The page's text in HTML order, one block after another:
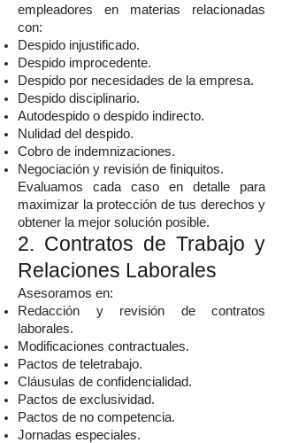
empleadores en materias relacionadas
con:
Despido injustificado.
Despido improcedente.
Despido por necesidades de la empresa.
Despido disciplinario.
Autodespido o despido indirecto.
Nulidad del despido.
Cobro de indemnizaciones.
Negociación y revisión de finiquitos.
Evaluamos cada caso en detalle para
maximizar la protección de tus derechos y
obtener la mejor solución posible.
2. Contratos de Trabajo y
Relaciones Laborales
Asesoramos en:
Redacción y revisión de contratos
laborales.
Modificaciones contractuales.
Pactos de teletrabajo.
Cláusulas de confidencialidad.
Pactos de exclusividad.
Pactos de no competencia.
Jornadas especiales.